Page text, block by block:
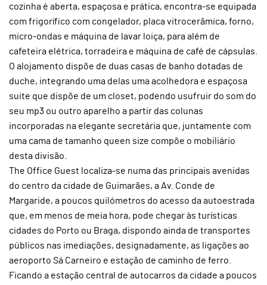
cozinha é aberta, espaçosa e prática, encontra-se equipada
com frigorífico com congelador, placa vitrocerâmica, forno,
micro-ondas e máquina de lavar loiça, para além de
cafeteira elétrica, torradeira e máquina de café de cápsulas.
O alojamento dispõe de duas casas de banho dotadas de
duche, integrando uma delas uma acolhedora e espaçosa
suite que dispõe de um closet, podendo usufruir do som do
seu mp3 ou outro aparelho a partir das colunas
incorporadas na elegante secretária que, juntamente com
uma cama de tamanho queen size compõe o mobiliário
desta divisão.
The Office Guest localiza-se numa das principais avenidas
do centro da cidade de Guimarães, a Av. Conde de
Margaride, a poucos quilómetros do acesso da autoestrada
que, em menos de meia hora, pode chegar às turísticas
cidades do Porto ou Braga, dispondo ainda de transportes
públicos nas imediações, designadamente, as ligações ao
aeroporto Sá Carneiro e estação de caminho de ferro.
Ficando a estação central de autocarros da cidade a poucos